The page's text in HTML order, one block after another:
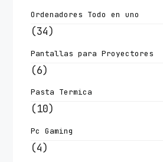
Ordenadores Todo en uno
(34)
Pantallas para Proyectores
(6)
Pasta Termica
(10)
Pc Gaming
(4)